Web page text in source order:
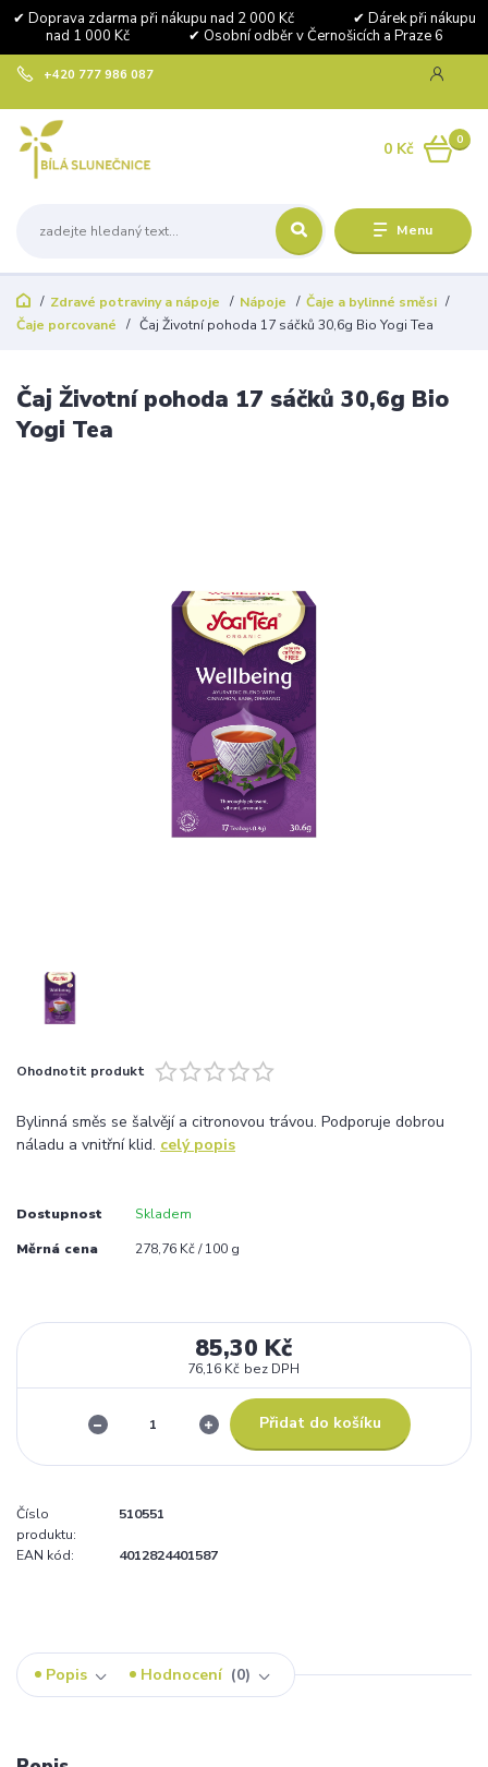
✔ Doprava zdarma při nákupu nad 2 000 Kč ✔ Dárek při nákupu
nad 1 000 Kč ✔ Osobní odběr v Černošicích a Praze 6
Menu
+420 777 986 087
0
0 Kč
Zdravé potraviny a nápoje Nápoje
Čaje a bylinné směsi
Čaje porcované
Čaj Životní pohoda 17 sáčků 30,6g Bio Yogi Tea
Čaj Životní pohoda 17 sáčků 30,6g Bio
Yogi Tea
Ohodnotit produkt
Bylinná směs se šalvějí a citronovou trávou. Podporuje dobrou
náladu a vnitřní klid. celý popis
Dostupnost Skladem
Měrná cena 278,76 Kč / 100 g
85,30 Kč
76,16 Kč bez DPH
Přidat do košíku
Číslo
produktu:
510551
EAN kód: 4012824401587
Popis Hodnocení 0